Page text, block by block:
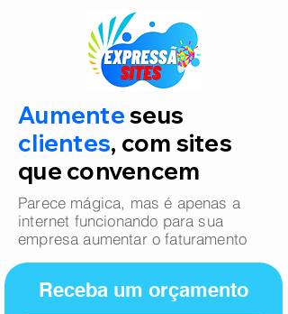
Aumenteseus
clientes, com sites
que convencem
Parece mágica, mas é apenas a
internet funcionando para sua
empresa aumentar o faturamento
Receba um orçamento